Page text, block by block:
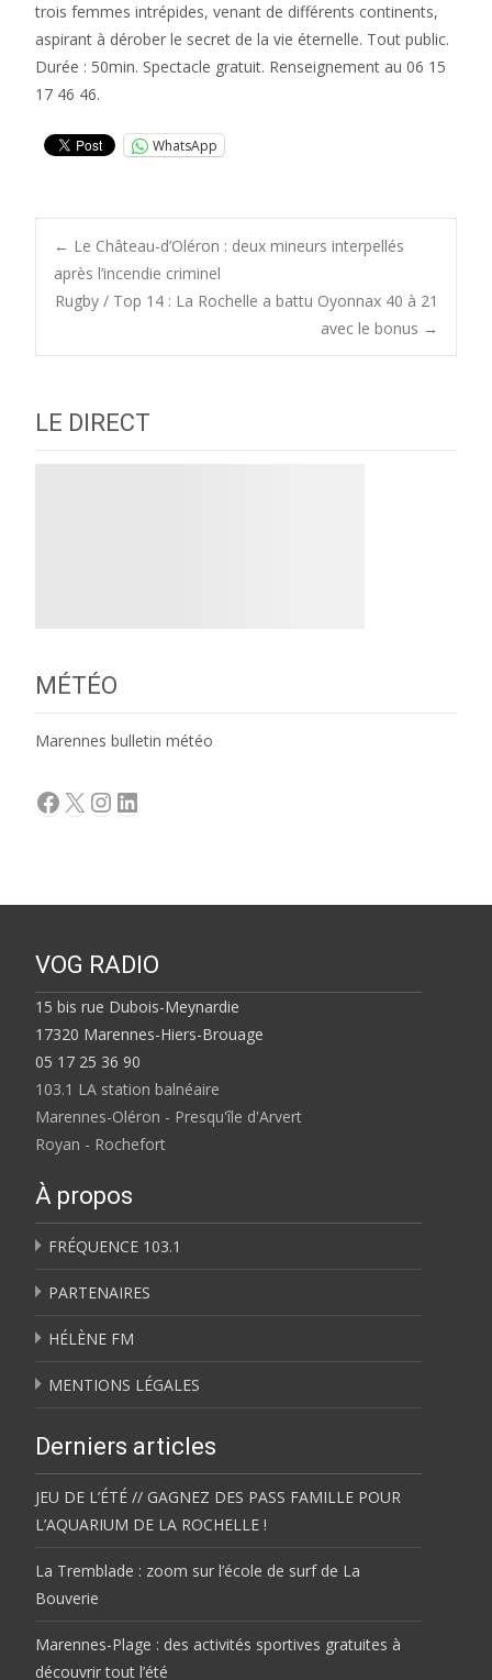
trois femmes intrépides, venant de différents continents,
aspirant à dérober le secret de la vie éternelle. Tout public.
Durée : 50min. Spectacle gratuit. Renseignement au 06 15
17 46 46.
WhatsApp
Post
navigation
← Le Château-d’Oléron : deux mineurs interpellés
après l’incendie criminel
Rugby / Top 14 : La Rochelle a battu Oyonnax 40 à 21
avec le bonus →
LE DIRECT
MÉTÉO
Marennes bulletin météo
Facebook
X Instagram
LinkedIn
VOG RADIO
15 bis rue Dubois-Meynardie
17320 Marennes-Hiers-Brouage
05 17 25 36 90
103.1 LA station balnéaire
Marennes-Oléron - Presqu'île d'Arvert
Royan - Rochefort
À propos
FRÉQUENCE 103.1
PARTENAIRES
HÉLÈNE FM
MENTIONS LÉGALES
Derniers articles
JEU DE L’ÉTÉ // GAGNEZ DES PASS FAMILLE POUR
L’AQUARIUM DE LA ROCHELLE !
La Tremblade : zoom sur l’école de surf de La
Bouverie
Marennes-Plage : des activités sportives gratuites à
découvrir tout l’été